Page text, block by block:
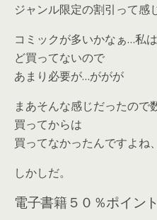
ジャンル限定の割引って感じ
コミックが多いかなぁ…私
ど買ってないので
あまり必要が…ががが
まあそんな感じだったので
買ってからは
買ってなかったんですよね
しかしだ。
電子書籍５０％ポイン